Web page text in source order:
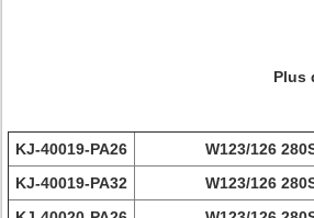
Plus
KJ-40019-PA26 W123/126
KJ-40019-PA32
W123/126